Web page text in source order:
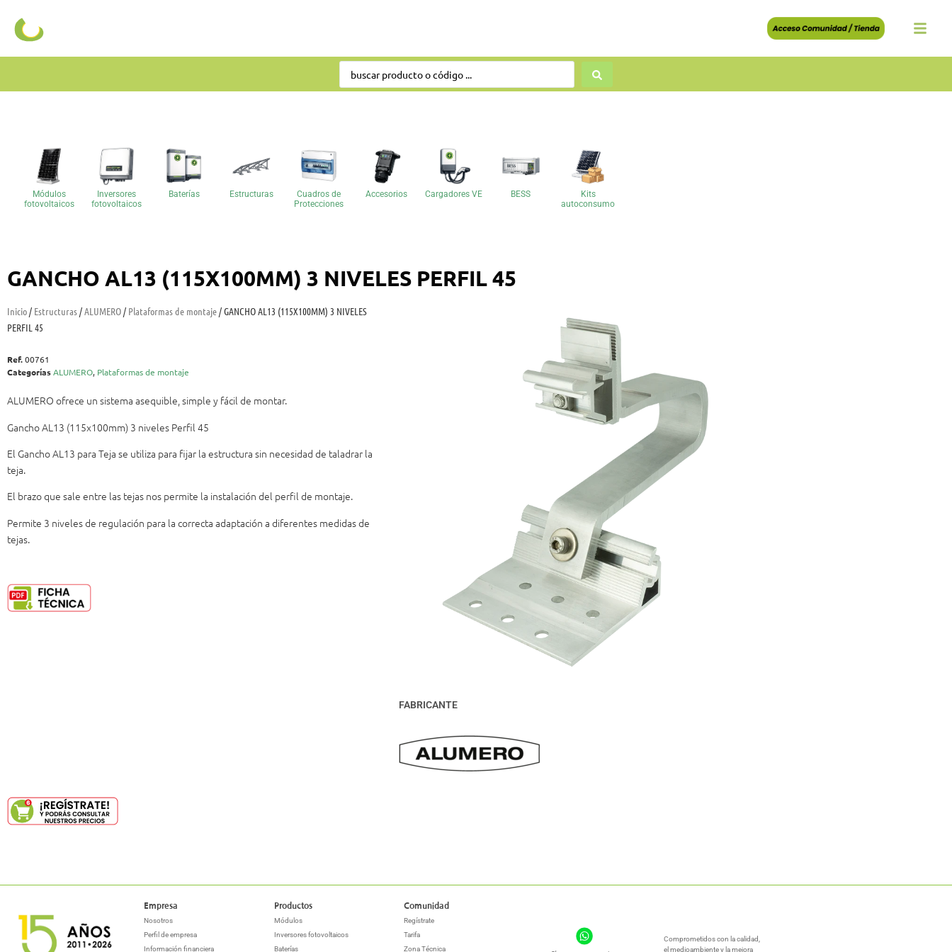
Módulos
fotovoltaicos
Inversores
fotovoltaicos
Baterías Estructuras
Cuadros de
Protecciones
Accesorios Cargadores VE BESS
Kits
autoconsumo
GANCHO AL13 (115X100MM) 3 NIVELES PERFIL 45
Inicio/ Estructuras/ALUMERO/ Plataformas de montaje/ GANCHO AL13 (115X100MM) 3 NIVELES
PERFIL 45
Ref.00761
CategoríasALUMERO, Plataformas de montaje
ALUMERO ofrece un sistema asequible, simple y fácil de montar.
Gancho AL13 (115x100mm) 3 niveles Perfil 45
El Gancho AL13 para Teja se utiliza para fijar la estructura sin necesidad de taladrar la
teja.
El brazo que sale entre las tejas nos permite la instalación del perfil de montaje.
Permite 3 niveles de regulación para la correcta adaptación a diferentes medidas de
tejas.
FABRICANTE
Empresa
Nosotros
Perfil de empresa
Información financiera
Productos
Módulos
Inversores fotovoltaicos
Baterías
Comunidad
Regístrate
Tarifa
Zona Técnica
Comprometidos con la calidad,
el medioambiente y la mejora